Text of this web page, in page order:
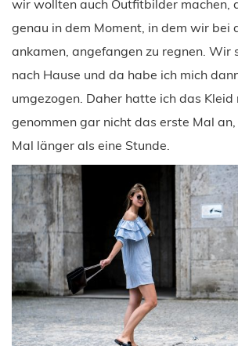
wir wollten auch Outfitbilder machen,
genau in dem Moment, in dem wir bei
ankamen, angefangen zu regnen. Wir
nach Hause und da habe ich mich
umgezogen. Daher hatte ich das Kleid
genommen gar nicht das erste Mal
Mal länger als eine Stunde.